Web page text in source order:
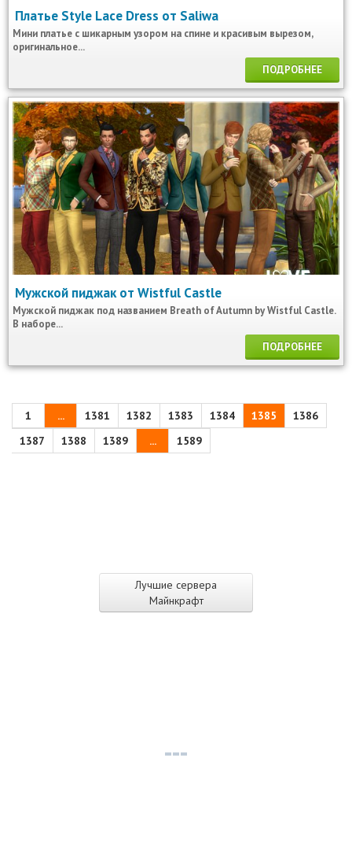
Лучшие сервера
Майнкрафт
Платье Style Lace Dress от Saliwa
Мини платье с шикарным узором на спине и красивым вырезом,
оригинальное...
ПОДРОБНЕЕ
Мужской пиджак от Wistful Castle
Мужской пиджак под названием Breath of Autumn by Wistful Castle.
В наборе...
ПОДРОБНЕЕ
1 ... 1381 1382 1383 1384 1385
1386
1387
1388 1389 ... 1589